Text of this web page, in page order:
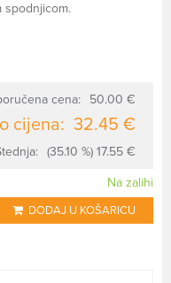
spodnjicom.
cena: 50.00 €
cijena: 32.45 €
(35.10 %) 17.55 €
Na zalihi
DODAJ U KOŠARICU